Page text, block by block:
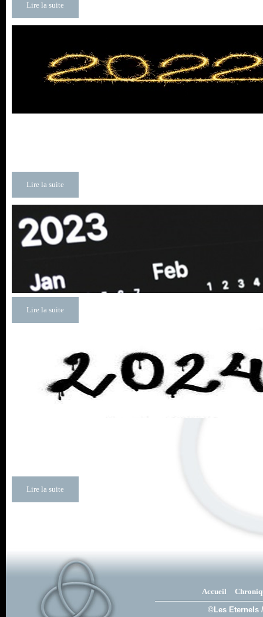
Lire la suite
Lire la suite
Lire la suite
Lire la suite
Accueil
©Les Eternels